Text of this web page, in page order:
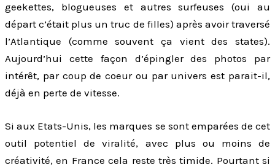
geekettes, blogueuses et autres surfeuses (oui au
départ c’était plus un truc de filles) après avoir traversé
l’Atlantique (comme souvent ça vient des states).
Aujourd’hui cette façon d’épingler des photos par
intérêt, par coup de coeur ou par univers est parait-il,
déjà en perte de vitesse.
Si aux Etats-Unis, les marques se sont emparées de cet
outil potentiel de viralité, avec plus ou moins de
créativité, en France cela reste très timide. Pourtant si